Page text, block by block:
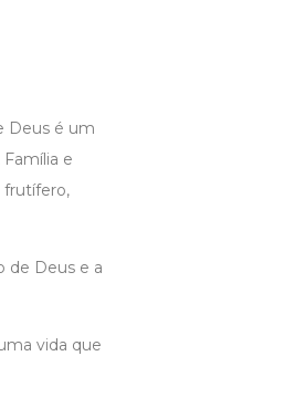
Deus é um
e
frutífero,
de Deus e a
vida que